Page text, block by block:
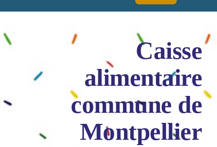
Caisse
alimentaire
commune de
Montpellier